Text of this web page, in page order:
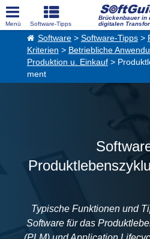
Brückenbauer in
digitalen
Software> Software-Tipps>
Kriterien > Betriebliche
Produktion u. Einkauf>
ment
Typische Funktionen und
Software für das